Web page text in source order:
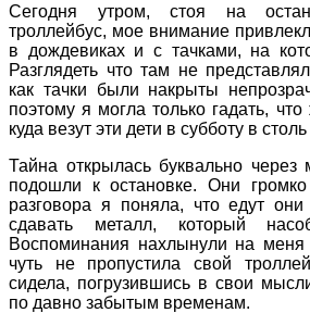
Сегодня утром, стоя на
троллейбус, мое внимание
в дождевиках и с тачками, на
Разглядеть что там не
как тачки были накрыты
поэтому я могла только гадать,
куда везут эти дети в субботу в
Тайна открылась буквально через
подошли к остановке. Они
разговора я поняла, что едут
сдавать металл, который
Воспоминания нахлынули на меня
чуть не пропустила свой
сидела, погрузившись в свои
по давно забытым временам.